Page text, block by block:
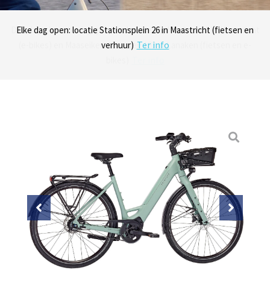
Dinsdag t/m zaterdag geopen: locaties Sphinxlunet 1 in Maastricht
(e-bikes) en Maaseikersteenweg 183 in Lanaken (fietsen en e-
Elke dag open: locatie Stationsplein 26 in Maastricht (fietsen en
verhuur) Ter info
Onze missie? Tevreden klanten! Lees reviews